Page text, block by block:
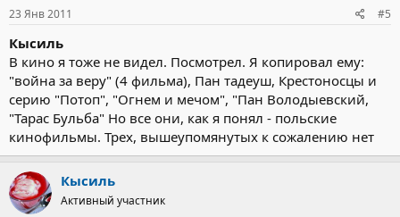
23 Янв 2011 #5
Кысиль
В кино я тоже не видел. Посмотрел. Я копировал ему:
"война за веру" (4 фильма), Пан тадеуш, Крестоносцы и
серию "Потоп", "Огнем и мечом", "Пан Володыевский,
"Тарас Бульба" Но все они, как я понял - польские
кинофильмы. Трех, вышеупомянутых к сожалению нет
Кысиль
Активный участник